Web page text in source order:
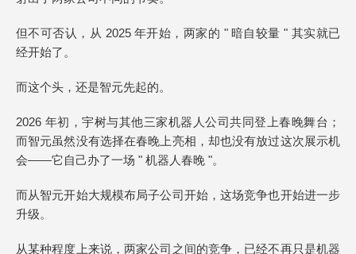
但不可否认，从 2025 年开始，两家的 " 暗自较量 " 其实就已
经开始了。
而这个头，还是智元先起的。
2026 年初，宇树与其他三家机器人公司共同登上春晚舞台；
而智元虽然没有选择在春晚上亮相，却也没有放过这次展示机
会——它自己办了一场 " 机器人春晚 "。
而从智元开始大规模布局子公司开始，这场竞争也开始进一步
升级。
从某种程度上来说，两家公司之间的竞争，已经不再只是机器